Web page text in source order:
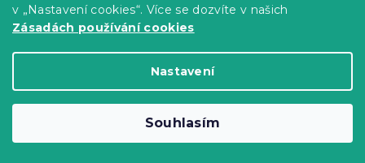
v „Nastavení cookies“. Více se dozvíte v našich
Zásadách používání cookies
Nastavení
Souhlasím
od3 145 Kč
-10 % s kódem: